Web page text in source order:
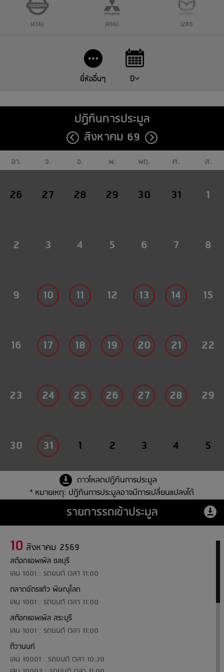
(436) (496) (281)
ยี่ห้ออื่นๆ ปี
ปฏิทินการประมูล
สิงหาคม 69
อา. จ. อ. พ. พฤ. ศ. ส.
26 27 28 29 30 31 1
2 3 4 5 6 7 8
9 10 11 12 13 14 15
16 17 18 19 20 21 22
23 24 25 26 27 28 29
30 31 1 2 3 4 5
ดาวโหลดปฏิทินการประมูล
* หมายเหตุ: ปฏิทินการประมูลอาจมีการเปลี่ยนแปลงได้
รายการรถเข้าประมูล
10 สิงหาคม 2569
สต๊อกแอพเพิล ชลบุรี
เลน 1001 : รถยนต์ เวลา 11:00
ตลาดฉัตรแก้ว พิษณุโลก
เลน 1001 : รถยนต์ เวลา 11:00
สต๊อกแอพเพิล สระบุรี
เลน 1001 : รถยนต์ เวลา 11:00
ติวานนท์
เลน 10001 : รถยนต์ เวลา 10:30